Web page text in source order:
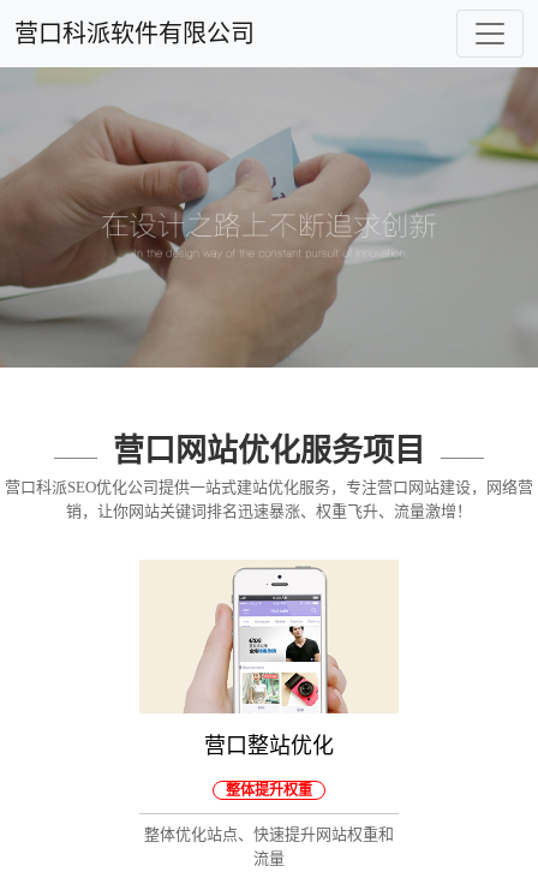
营口科派软件有限公司
营口网站优化服务项目
营口科派SEO优化公司提供一站式建站优化服务，专注营口网站建设，网络营
销，让你网站关键词排名迅速暴涨、权重飞升、流量激增！
营口整站优化
整体提升权重
整体优化站点、快速提升网站权重和
流量